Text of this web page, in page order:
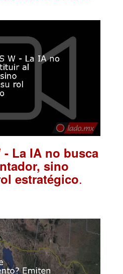
- La IA no busca
sino
estratégico.